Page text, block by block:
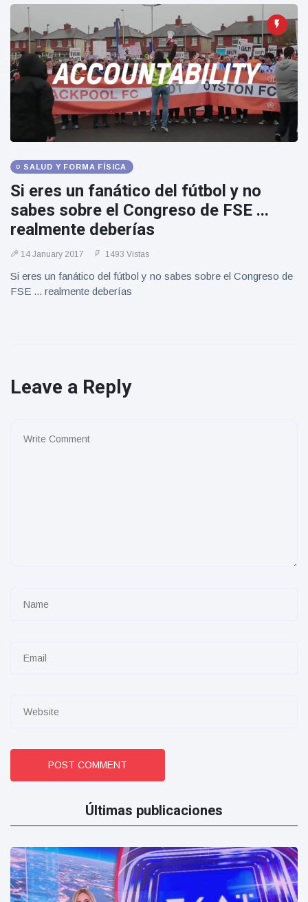
SALUD Y FORMA FÍSICA
Si eres un fanático del fútbol y no
sabes sobre el Congreso de FSE ...
realmente deberías
14 January 2017 1493 Vistas
Si eres un fanático del fútbol y no sabes sobre el Congreso de
FSE ... realmente deberías
Leave a Reply
POST COMMENT
Últimas publicaciones